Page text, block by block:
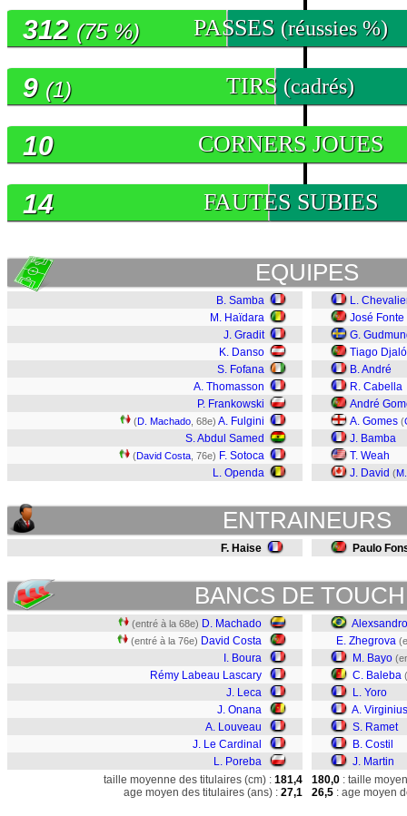
PASSES (réussies %)
312 (75 %)
TIRS (cadrés)
9 (1)
CORNERS JOUES
10
FAUTES SUBIES
14
EQUIPES
B. Samba
M. Haïdara
J. Gradit
K. Danso
S. Fofana
A. Thomasson
P. Frankowski
(D. Machado , 68e) A. Fulgini
S. Abdul Samed
(David Costa , 76e) F. Sotoca
L. Openda
L.
José Fonte
G.
Tiago Djaló
B. André
R. Cabella
André
A. Gomes (
J. Bamba
T. Weah
J. David (
ENTRAINEURS
F. Haise Paulo
BANCS DE
(entré à la 68e) D. Machado
(entré à la 76e) David Costa
I. Boura
Rémy Labeau Lascary
J. Leca
J. Onana
A. Louveau
J. Le Cardinal
L. Poreba
Alexsandro
E. Zhegrova
M. Bayo
C. Baleba
L. Yoro
A. Virginius
S. Ramet
B. Costil
J. Martin
taille moyenne des titulaires (cm) : 181,4
age moyen des titulaires (ans) : 27,1
180,0 : taille
26,5 : age moyen